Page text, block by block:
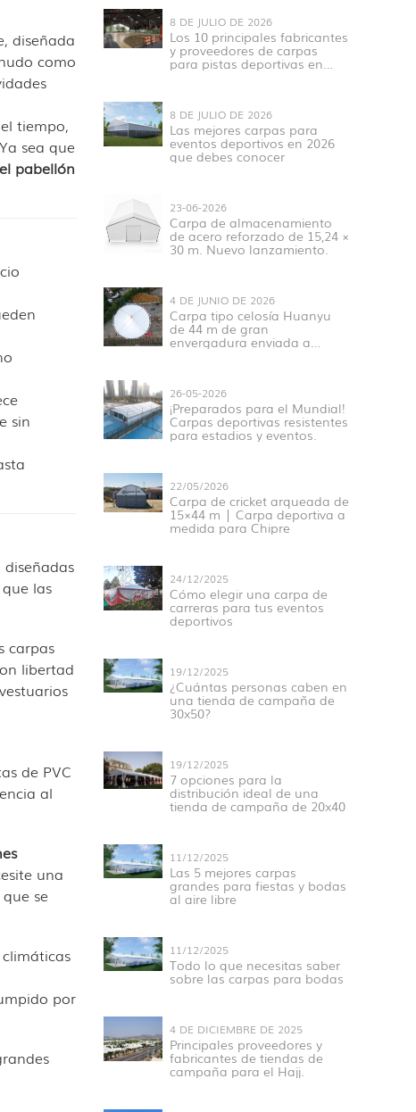
8 DE JULIO DE 2026
Los 10 principales fabricantes
y proveedores de carpas
para pistas deportivas en
8 DE JULIO DE 2026
Las mejores carpas para
eventos deportivos en 2026
que debes conocer
23-06-2026
Carpa de almacenamiento
de acero reforzado de 15,24 ×
30 m. Nuevo lanzamiento.
4 DE JUNIO DE 2026
Carpa tipo celosía Huanyu
de 44 m de gran
envergadura enviada a
26-05-2026
¡Preparados para el Mundial!
Carpas deportivas resistentes
para estadios y eventos.
22/05/2026
Carpa de cricket arqueada de
15×44 m | Carpa deportiva a
medida para Chipre
24/12/2025
Cómo elegir una carpa de
carreras para tus eventos
deportivos
19/12/2025
¿Cuántas personas caben en
una tienda de campaña de
30x50?
19/12/2025
7 opciones para la
distribución ideal de una
tienda de campaña de 20x40
11/12/2025
Las 5 mejores carpas
grandes para fiestas y bodas
al aire libre
11/12/2025
Todo lo que necesitas saber
sobre las carpas para bodas
4 DE DICIEMBRE DE 2025
Principales proveedores y
fabricantes de tiendas de
campaña para el Hajj.
diseñada
como
tiempo,
sea que
pabellón
sin
las
carpas
libertad
de PVC
al
una
se
por